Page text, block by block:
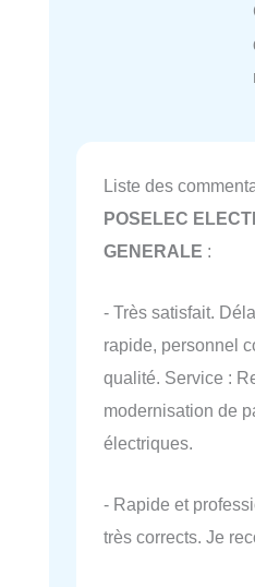
Liste des
POSELEC
GENERALE :
- Très satisfait.
rapide, personnel
qualité. Service :
modernisation de
électriques.
- Rapide et
très corrects. Je